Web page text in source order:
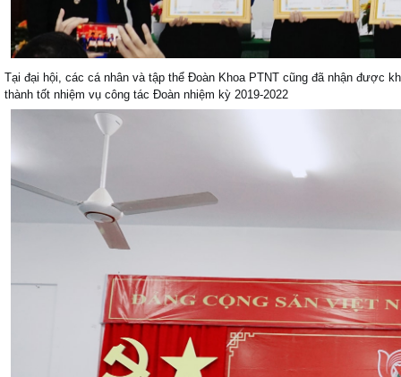
Tại đại hội, các cá nhân và tập thể Đoàn Khoa PTNT cũng đã nhận được
thành tốt nhiệm vụ công tác Đoàn nhiệm kỳ 2019-2022